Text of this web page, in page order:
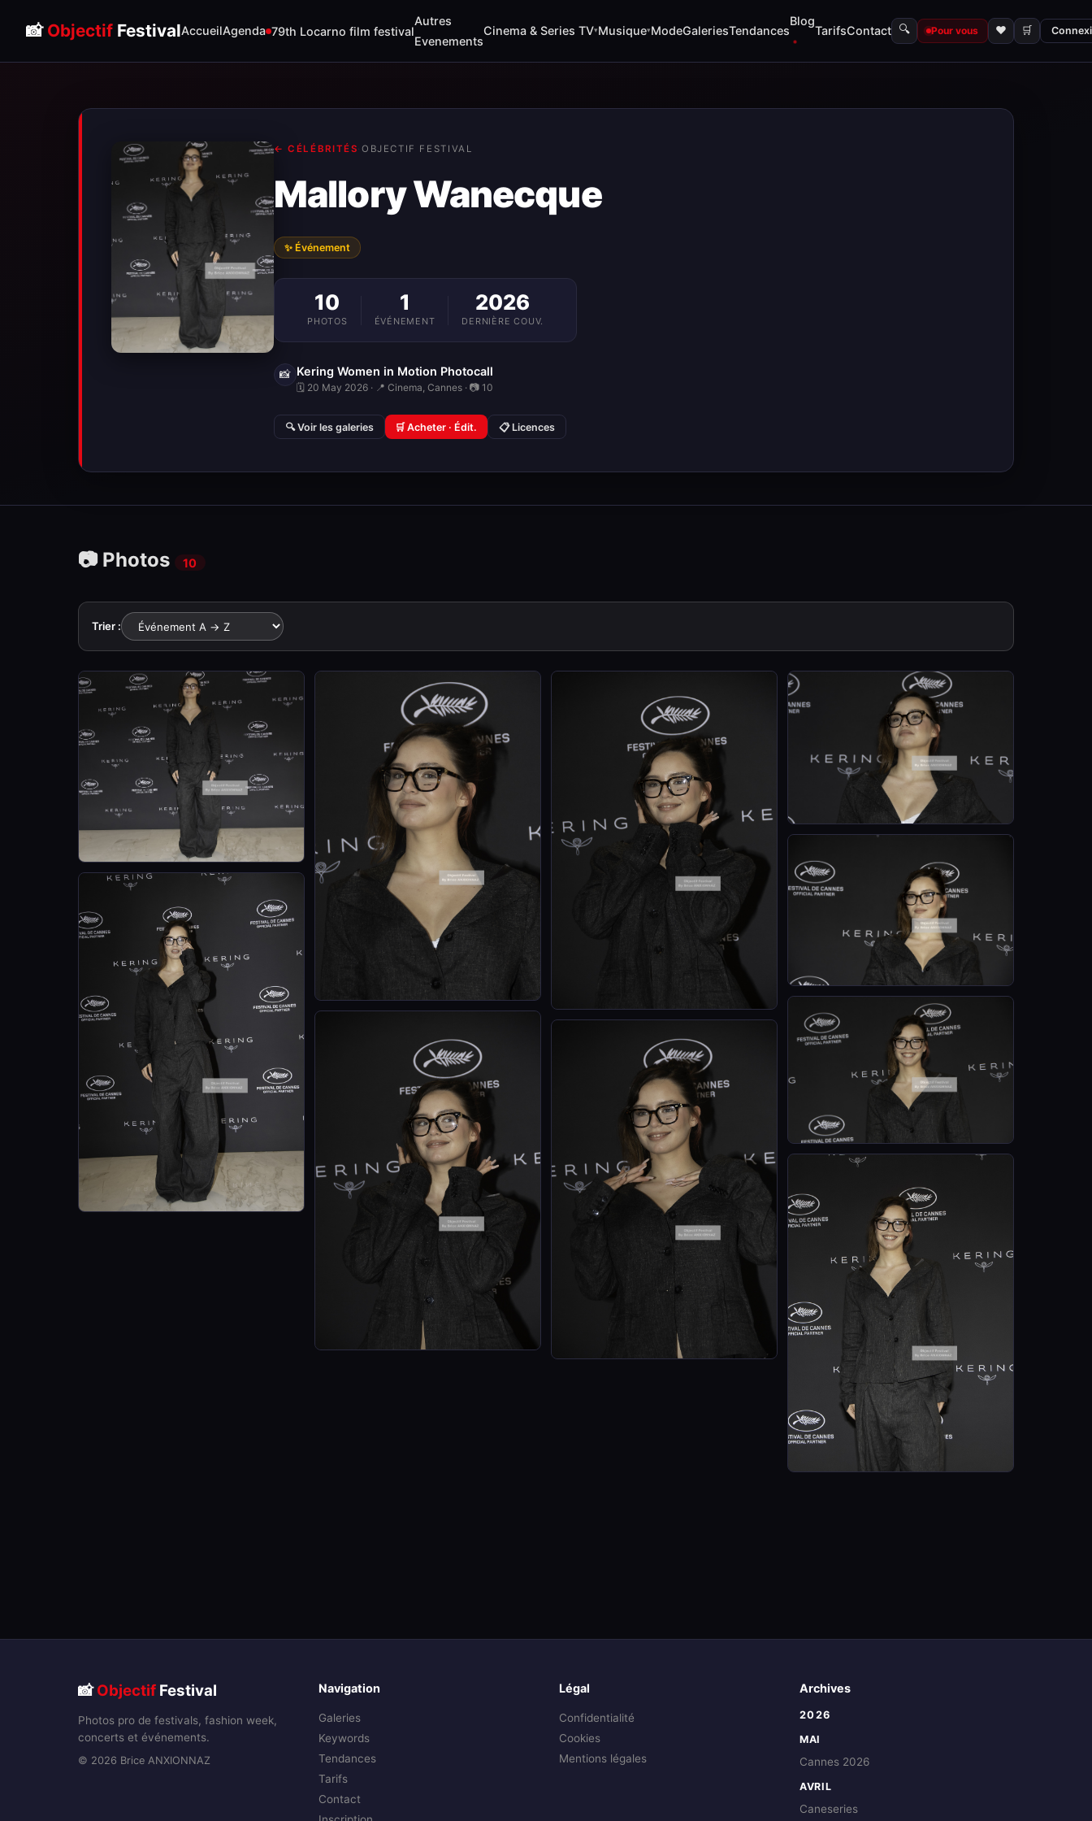
📸 Objectif FestivalAccueilAgenda 79th Locarno film festival
Autres
Evenements
Cinema & Series TV▾Musique▾ModeGaleriesTendances
Blog
TarifsContact 🔍 Pour vous ♥ 🛒
← CÉLÉBRITÉS· OBJECTIF FESTIVAL
Mallory Wanecque
✨ Événement
10
PHOTOS
1
ÉVÉNEMENT
2026
DERNIÈRE COUV.
📸 Kering Women in Motion Photocall
🗓 20 May 2026 · 📍 Cinema, Cannes · 📷 10
🔍 Voir les galeries 🛒 Acheter · Édit. 📋 Licences
📷 Photos 10
Trier :
📸Objectif Festival
Photos pro de festivals, fashion week,
concerts et événements.
© 2026 Brice ANXIONNAZ
Navigation
Galeries
Keywords
Tendances
Tarifs
Contact
Légal
Confidentialité
Cookies
Mentions légales
Archives
2026
MAI
Cannes 2026
AVRIL
Caneseries